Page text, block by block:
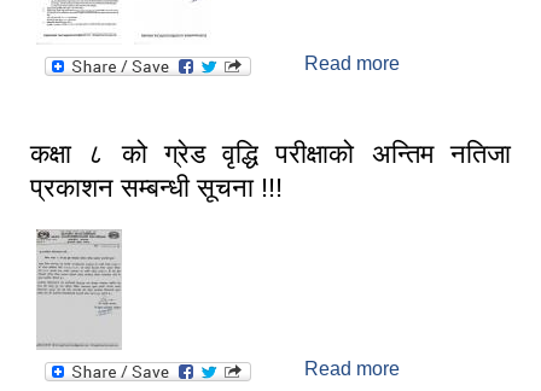
Read more
कक्षा ८ को ग्रेड वृद्धि परीक्षाको अन्तिम नतिजा
प्रकाशन सम्बन्धी सूचना !!!
Read more